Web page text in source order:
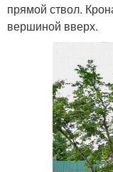
прямой ствол.
вершиной вверх.